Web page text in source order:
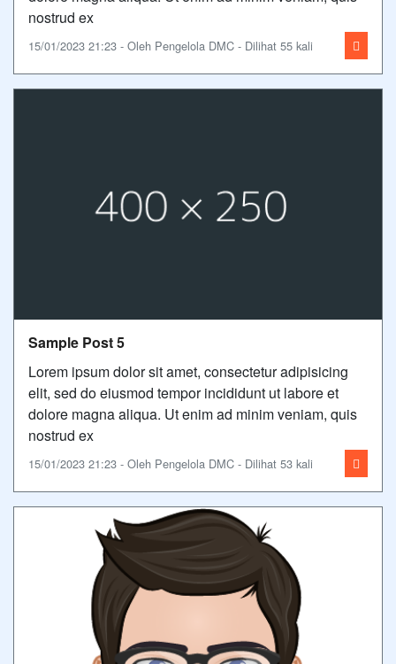
nostrud ex
15/01/2023 21:23 - Oleh Pengelola DMC - Dilihat 55 kali
Sample Post 5
Lorem ipsum dolor sit amet, consectetur adipisicing
elit, sed do eiusmod tempor incididunt ut labore et
dolore magna aliqua. Ut enim ad minim veniam, quis
nostrud ex
15/01/2023 21:23 - Oleh Pengelola DMC - Dilihat 53 kali